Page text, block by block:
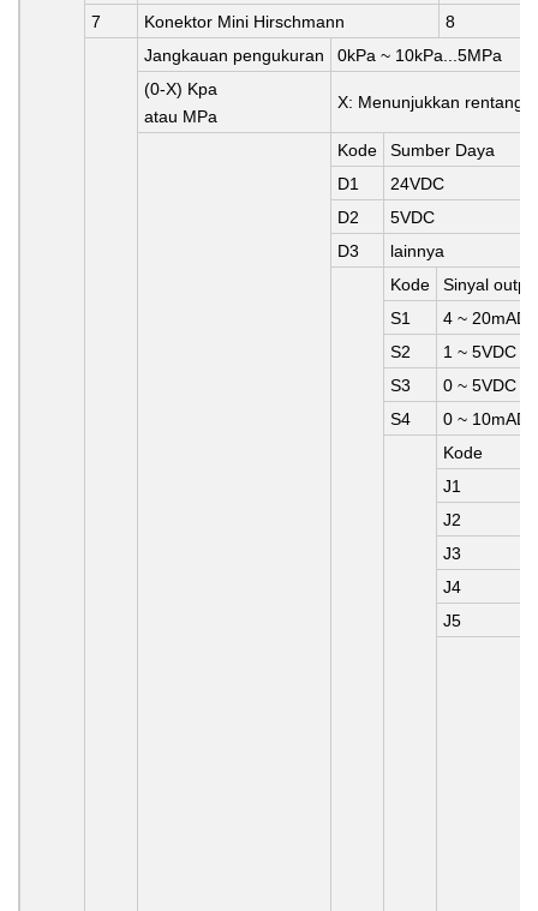
7
Konektor Mini Hirschmann
8
Jangkauan pengukuran
0kPa ~ 10kPa...5MPa
(0-X) Kpa
atau MPa
X: Menunjukkan rentang
Kode
Sumber Daya
D1
24VDC
D2
5VDC
D3
lainnya
Kode
Sinyal
S1
4 ~
S2
1 ~ 5VDC
S3
0 ~ 5VDC
S4
0 ~
Kode
J1
J2
J3
J4
J5